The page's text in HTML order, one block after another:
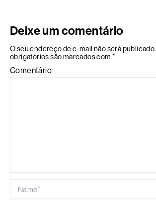
Deixe um comentário
O seu endereço de e-mail não será publicado.
obrigatórios são marcados com *
Comentário